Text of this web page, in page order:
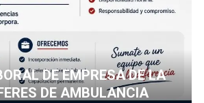
DE EMPRESA DE LA
DE AMBULANCIA